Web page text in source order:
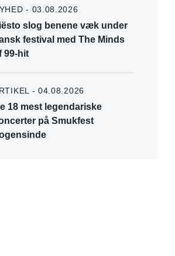
- 03.08.2026
slog benene væk under
festival med The Minds
99-hit
- 04.08.2026
18 mest legendariske
på Smukfest